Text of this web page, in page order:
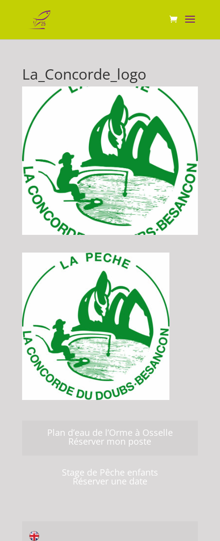
La_Concorde_logo
Plan d’eau de l’Orme à Osselle
Réserver mon poste
Stage de Pêche enfants
Réserver une date